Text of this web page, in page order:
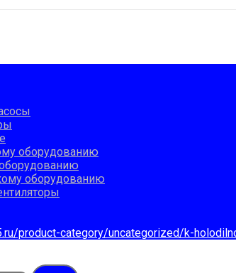
оборудованию
оборудованию
product-category/uncategorized/k-